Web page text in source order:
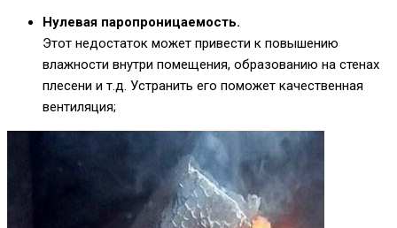
Нулевая паропроницаемость.
Этот недостаток может привести к повышению
влажности внутри помещения, образованию на стенах
плесени и т.д. Устранить его поможет качественная
вентиляция;